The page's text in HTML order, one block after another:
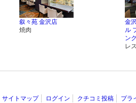
叙々苑 金沢店
焼肉
金
ル
ン
レ
サイトマップ ログイン クチコミ投稿 プラ